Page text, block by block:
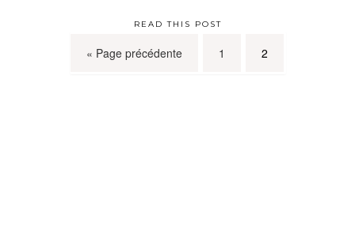
READ THIS POST
« Page précédente 1 2